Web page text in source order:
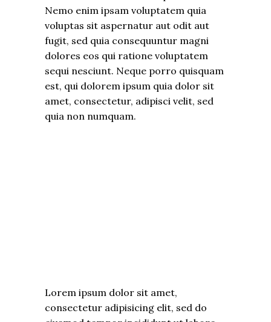
Nemo enim ipsam voluptatem quia
voluptas sit aspernatur aut odit aut
fugit, sed quia consequuntur magni
dolores eos qui ratione voluptatem
sequi nesciunt. Neque porro quisquam
est, qui dolorem ipsum quia dolor sit
amet, consectetur, adipisci velit, sed
quia non numquam.
Lorem ipsum dolor sit amet,
consectetur adipisicing elit, sed do